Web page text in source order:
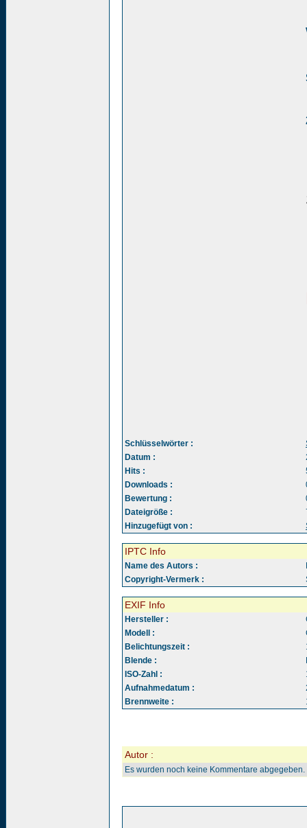
Schlüsselwörter :
Datum :
Hits :
Downloads :
Bewertung :
Dateigröße :
Hinzugefügt von :
IPTC Info
Name des Autors :
Copyright-Vermerk :
EXIF Info
Hersteller :
Modell :
Belichtungszeit :
Blende :
ISO-Zahl :
Aufnahmedatum :
Brennweite :
Autor :
Es wurden noch keine Kommentare abgegeben.